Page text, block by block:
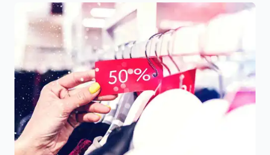
理解如何在法律框架內善盡職責。